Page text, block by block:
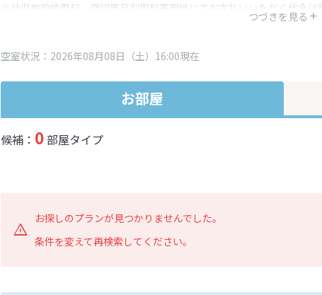
つづきを見る
※幼児施設使用料、貸切風呂利用料等現地にてお支払いいただく代金
空室状況：2026年08月08日（土）16:00現在
お部屋
候補： 0部屋タイプ
お探しのプランが見つかりませんでした。
条件を変えて再検索してください。